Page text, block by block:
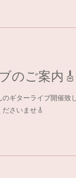
のご案内🎸
ギターライブ開催致
さいませ🎸